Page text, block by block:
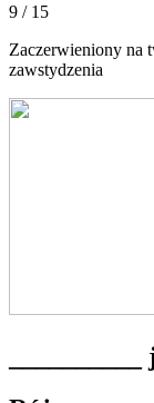
9 / 15
Zaczerwieniony na
zawstydzenia